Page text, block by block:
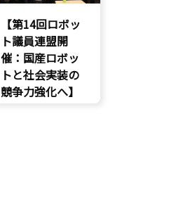
【第14回ロボッ
ト議員連盟開
催：国産ロボッ
トと社会実装の
競争力強化へ】